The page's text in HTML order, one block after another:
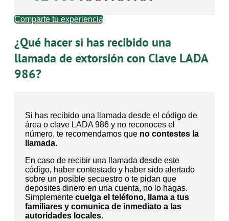
Comparte tu experiencia
¿Qué hacer si has recibido una
llamada de extorsión con Clave LADA
986?
Si has recibido una llamada desde el código de
área o clave LADA 986 y no reconoces el
número, te recomendamos que no contestes la
llamada.
En caso de recibir una llamada desde este
código, haber contestado y haber sido alertado
sobre un posible secuestro o te pidan que
deposites dinero en una cuenta, no lo hagas.
Simplemente cuelga el teléfono, llama a tus
familiares y comunica de inmediato a las
autoridades locales.